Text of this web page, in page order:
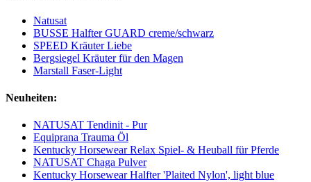
Natusat
BUSSE Halfter GUARD creme/schwarz
SPEED Kräuter Liebe
Bergsiegel Kräuter für den Magen
Marstall Faser-Light
Neuheiten:
NATUSAT Tendinit - Pur
Equiprana Trauma Öl
Kentucky Horsewear Relax Spiel- & Heuball für Pferde
NATUSAT Chaga Pulver
Kentucky Horsewear Halfter 'Plaited Nylon', light blue